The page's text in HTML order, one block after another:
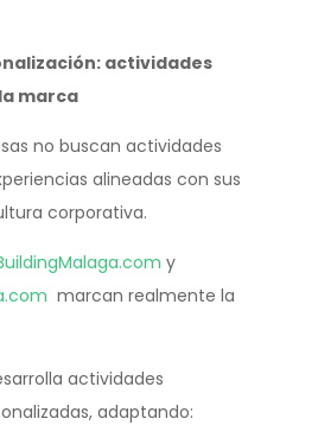
actividades
marca
no buscan actividades
alineadas con sus
corporativa.
y
marcan realmente la
actividades
adaptando: